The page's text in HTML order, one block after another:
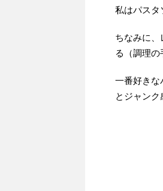
私はパスタ
ちなみに
る（調理
一番好きな
とジャンク